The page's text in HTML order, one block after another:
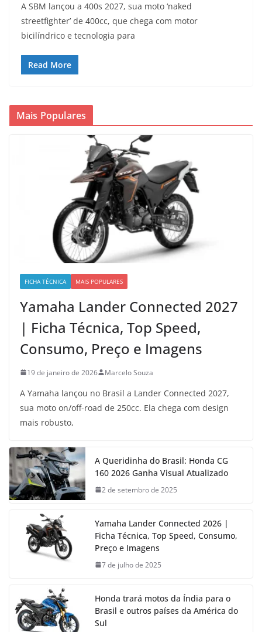
A SBM lançou a 400s 2027, sua moto ‘naked
streetfighter’ de 400cc, que chega com motor
bicilíndrico e tecnologia para
Read More
Mais Populares
FICHA TÉCNICA MAIS POPULARES
Yamaha Lander Connected 2027
| Ficha Técnica, Top Speed,
Consumo, Preço e Imagens
19 de janeiro de 2026 Marcelo Souza
A Yamaha lançou no Brasil a Lander Connected 2027,
sua moto on/off-road de 250cc. Ela chega com design
mais robusto,
A Queridinha do Brasil: Honda CG
160 2026 Ganha Visual Atualizado
2 de setembro de 2025
Yamaha Lander Connected 2026 |
Ficha Técnica, Top Speed, Consumo,
Preço e Imagens
7 de julho de 2025
Honda trará motos da Índia para o
Brasil e outros países da América do
Sul